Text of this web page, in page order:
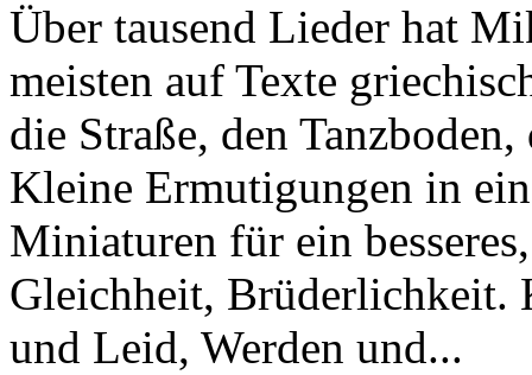
Über tausend Lieder hat
meisten auf Texte
die Straße, den
Kleine Ermutigungen in
Miniaturen für ein
Gleichheit, Brüderlichkeit.
und Leid, Werden und...